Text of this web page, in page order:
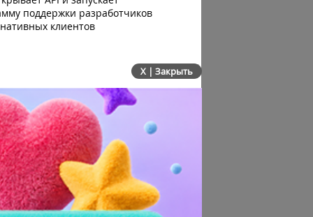
поддержки разработчиков
клиентов
X | Закрыть